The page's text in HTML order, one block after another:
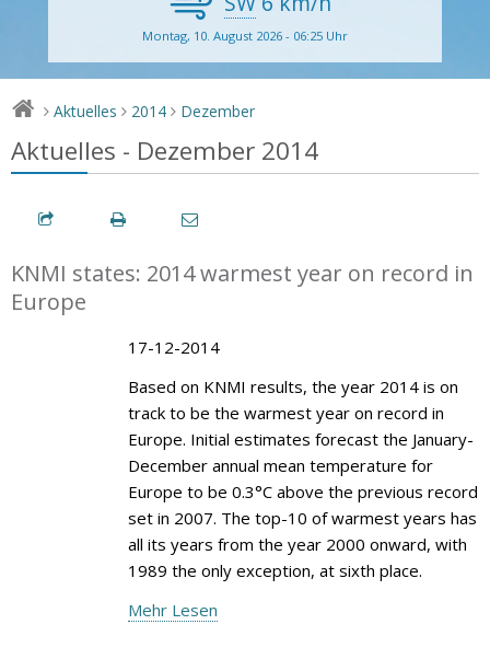
Montag, 10. August 2026 - 06:25 Uhr
> Aktuelles > 2014 > Dezember
Aktuelles - Dezember 2014
KNMI states: 2014 warmest year on record in
Europe
17-12-2014
Based on KNMI results, the year 2014 is on
track to be the warmest year on record in
Europe. Initial estimates forecast the January-
December annual mean temperature for
Europe to be 0.3°C above the previous record
set in 2007. The top-10 of warmest years has
all its years from the year 2000 onward, with
1989 the only exception, at sixth place.
Mehr Lesen